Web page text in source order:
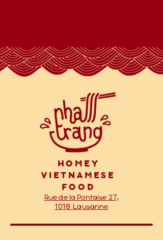
HOMEY
VIETNAMESE
FOOD
Rue de la Pontaise 27,
1018 Lausanne